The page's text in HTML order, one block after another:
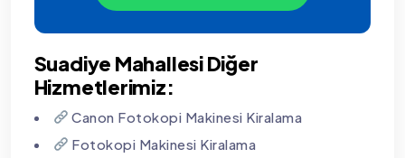
Suadiye Mahallesi Diğer
Hizmetlerimiz:
Canon Fotokopi Makinesi Kiralama
Fotokopi Makinesi Kiralama